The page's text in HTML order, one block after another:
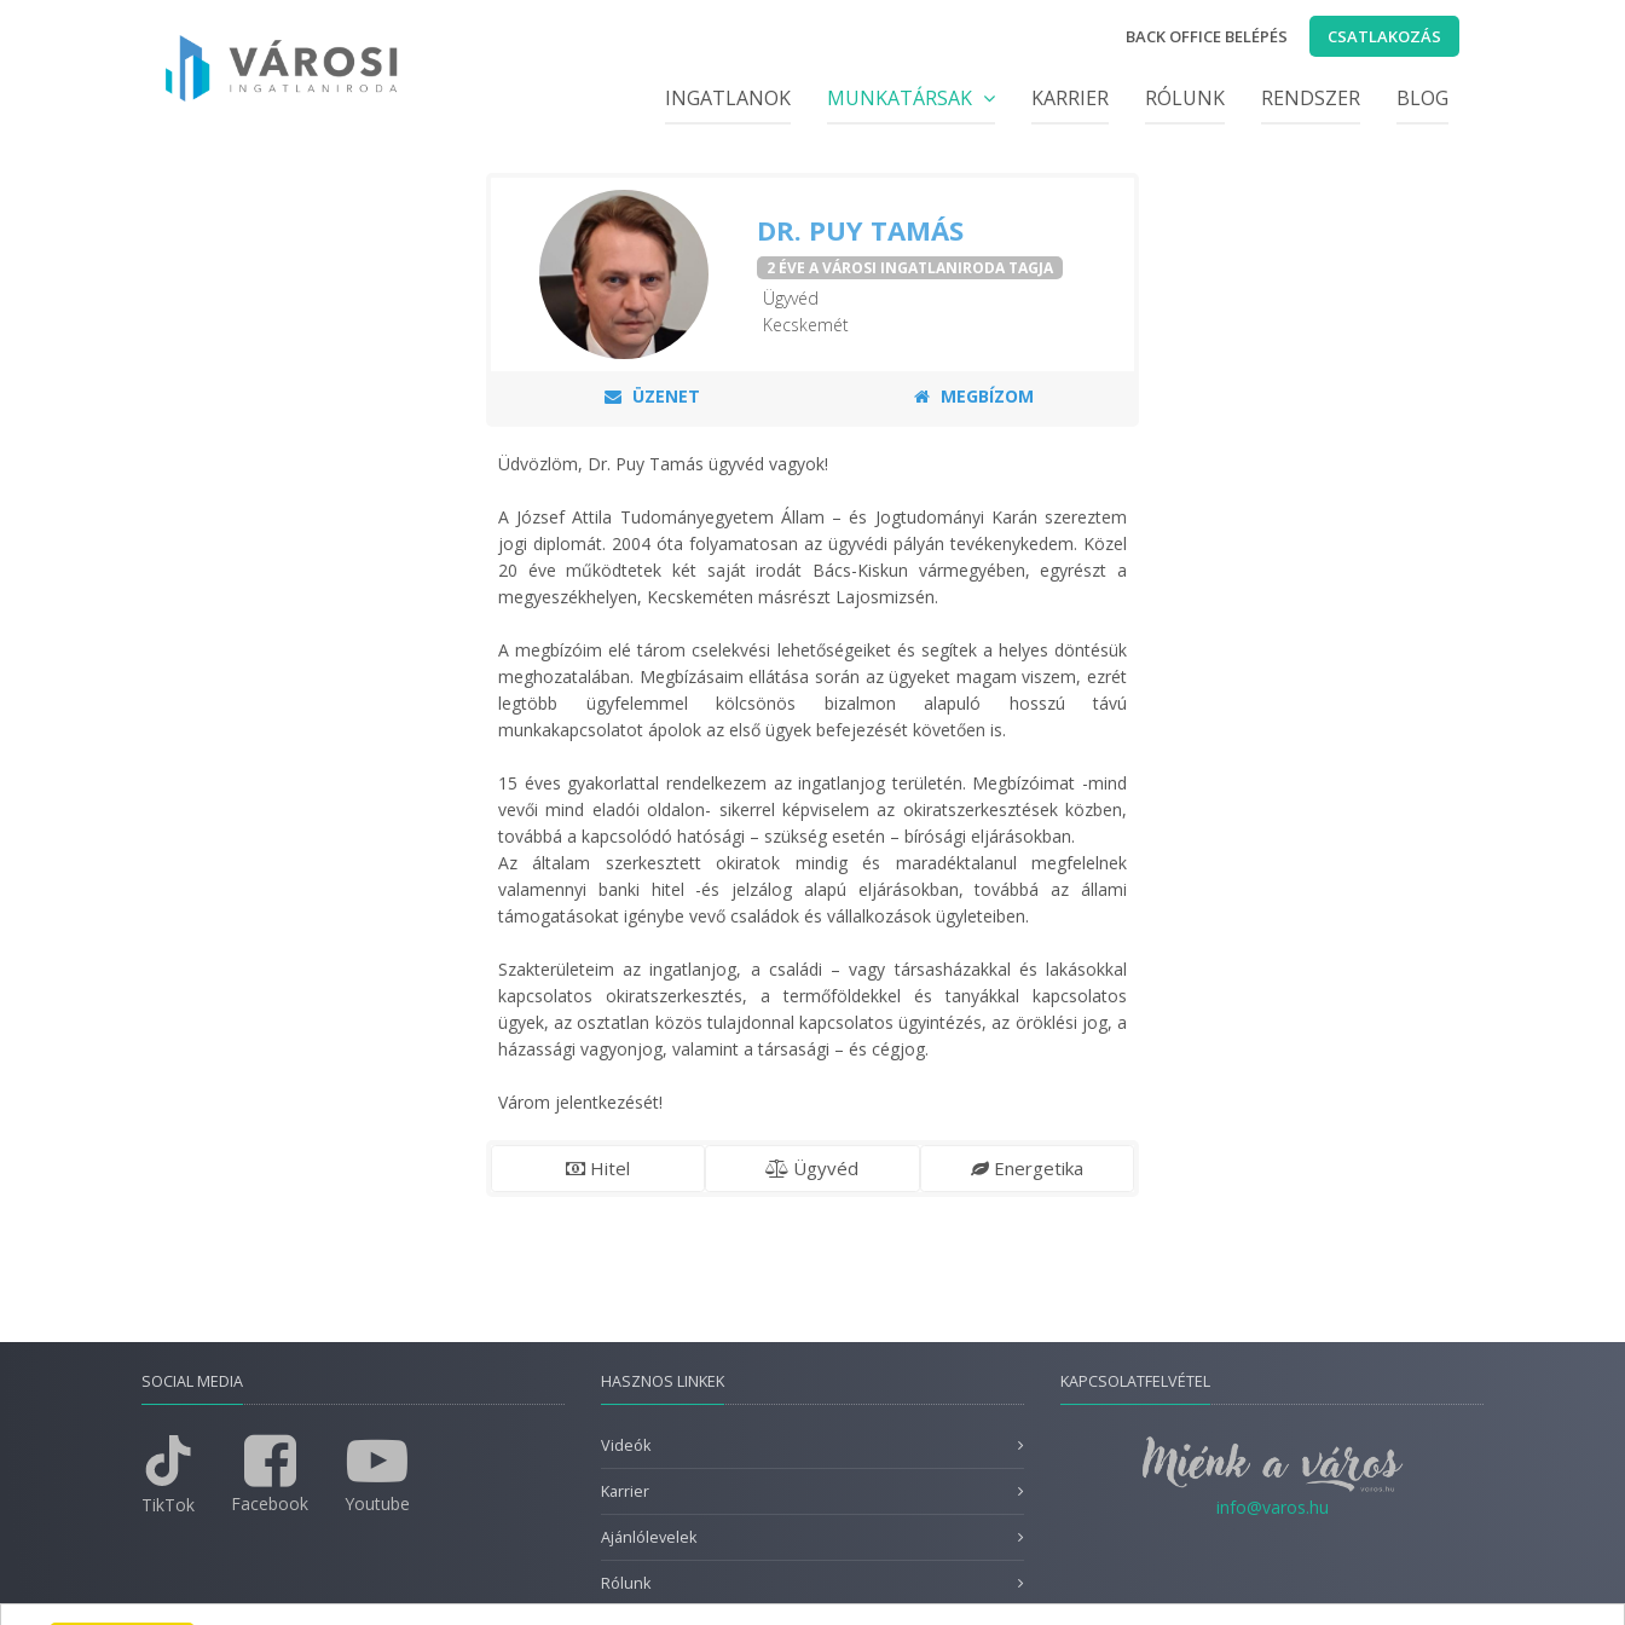
BACK OFFICE BELÉPÉS CSATLAKOZÁS
INGATLANOK MUNKATÁRSAK KARRIER RÓLUNK RENDSZER BLOG
DR. PUY TAMÁS
2 ÉVE A VÁROSI INGATLANIRODA TAGJA
Ügyvéd
Kecskemét
ÜZENET MEGBÍZOM
Üdvözlöm, Dr. Puy Tamás ügyvéd vagyok!
A József Attila Tudományegyetem Állam – és Jogtudományi Karán szereztem
jogi diplomát. 2004 óta folyamatosan az ügyvédi pályán tevékenykedem. Közel
20 éve működtetek két saját irodát Bács-Kiskun vármegyében, egyrészt a
megyeszékhelyen, Kecskeméten másrészt Lajosmizsén.
A megbízóim elé tárom cselekvési lehetőségeiket és segítek a helyes döntésük
meghozatalában. Megbízásaim ellátása során az ügyeket magam viszem, ezrét
legtöbb ügyfelemmel kölcsönös bizalmon alapuló hosszú távú
munkakapcsolatot ápolok az első ügyek befejezését követően is.
15 éves gyakorlattal rendelkezem az ingatlanjog területén. Megbízóimat -mind
vevői mind eladói oldalon- sikerrel képviselem az okiratszerkesztések közben,
továbbá a kapcsolódó hatósági – szükség esetén – bírósági eljárásokban.
Az általam szerkesztett okiratok mindig és maradéktalanul megfelelnek
valamennyi banki hitel -és jelzálog alapú eljárásokban, továbbá az állami
támogatásokat igénybe vevő családok és vállalkozások ügyleteiben.
Szakterületeim az ingatlanjog, a családi – vagy társasházakkal és lakásokkal
kapcsolatos okiratszerkesztés, a termőföldekkel és tanyákkal kapcsolatos
ügyek, az osztatlan közös tulajdonnal kapcsolatos ügyintézés, az öröklési jog, a
házassági vagyonjog, valamint a társasági – és cégjog.
Várom jelentkezését!
Hitel Ügyvéd Energetika
SOCIAL MEDIA
TikTok Facebook Youtube
HASZNOS LINKEK
Videók
Karrier
Ajánlólevelek
Rólunk
KAPCSOLATFELVÉTEL
info@varos.hu